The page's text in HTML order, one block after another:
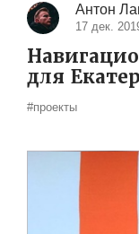
Антон
17 дек.
для
#проекты